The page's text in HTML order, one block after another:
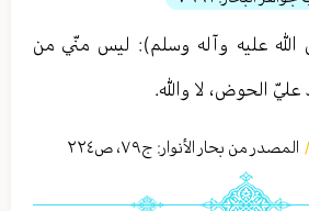
الله عليه وآله وسلم): ليس منّي من
الحوض، لا والله.
/ المصدر من بحار الأنوار: ج٧٩، ص٢٢٤